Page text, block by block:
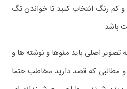
و کم رنگ انتخاب کنید تا خواندن تگ
باشد.
تصویر اصلی باید منوها و نوشته ها و
مطالبی که قصد دارید مخاطب حتما